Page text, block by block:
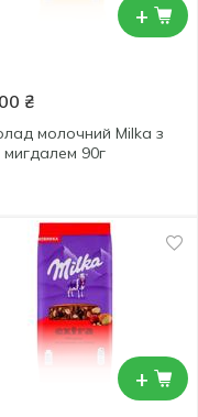
+
₴
молочний Milka з
мигдалем 90г
+